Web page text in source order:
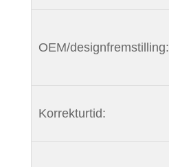
OEM/designfremstilling:
Korrekturtid: